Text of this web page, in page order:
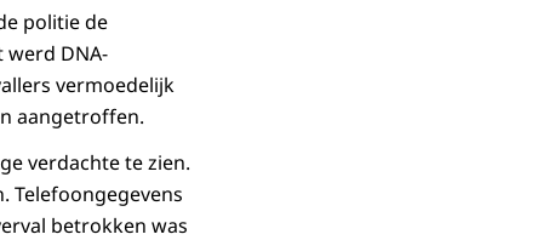
politie de
DNA-
vermoedelijk
aangetroffen.
verdachte te zien.
Telefoongegevens
betrokken was